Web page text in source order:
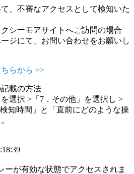
、不審なアクセスとして検知いた
シーモアサイトへご訪問の場合
ジにて、お問い合わせをお願いし
らから >>
載の方法
選択 >「7．その他」を選択し >
知時間」と「直前にどのような操
ーが有効な状態でアクセスされま